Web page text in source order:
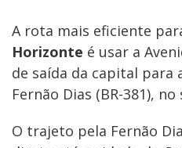
A rota mais eficiente
Horizonte é usar a
de saída da capital para
Fernão Dias (BR-381),
O trajeto pela Fernão